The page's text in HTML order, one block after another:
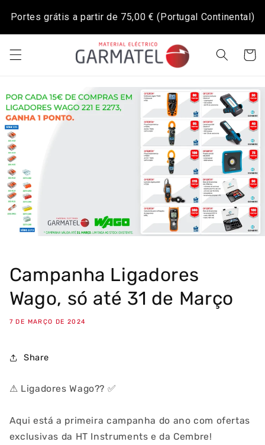
Portes grátis a partir de 75,00 € (Portugal Continental)
para o
conteúdo
Campanha Ligadores
Wago, só até 31 de Março
7 DE MARÇO DE 2024
Share
⚠ Ligadores Wago?? ✅
Aqui está a primeira campanha do ano com ofertas
exclusivas da HT Instruments e da Cembre!